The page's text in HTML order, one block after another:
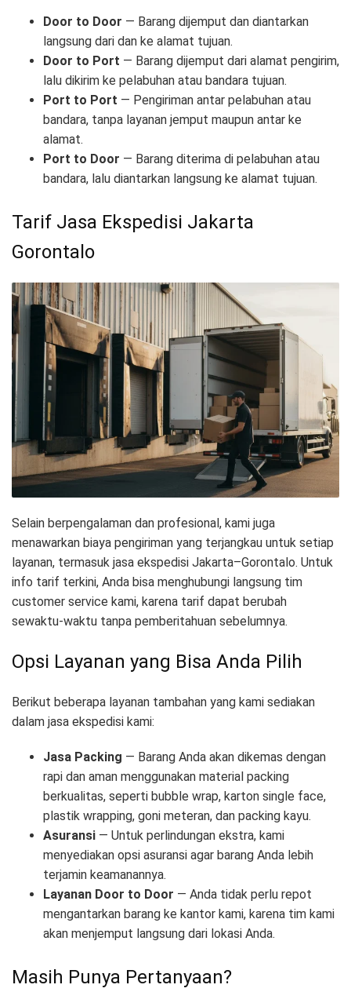
Door to Door — Barang dijemput dan diantarkan
langsung dari dan ke alamat tujuan.
Door to Port — Barang dijemput dari alamat pengirim,
lalu dikirim ke pelabuhan atau bandara tujuan.
Port to Port — Pengiriman antar pelabuhan atau
bandara, tanpa layanan jemput maupun antar ke
alamat.
Port to Door — Barang diterima di pelabuhan atau
bandara, lalu diantarkan langsung ke alamat tujuan.
Tarif Jasa Ekspedisi Jakarta
Gorontalo
Selain berpengalaman dan profesional, kami juga
menawarkan biaya pengiriman yang terjangkau untuk setiap
layanan, termasuk jasa ekspedisi Jakarta–Gorontalo. Untuk
info tarif terkini, Anda bisa menghubungi langsung tim
customer service kami, karena tarif dapat berubah
sewaktu-waktu tanpa pemberitahuan sebelumnya.
Opsi Layanan yang Bisa Anda Pilih
Berikut beberapa layanan tambahan yang kami sediakan
dalam jasa ekspedisi kami:
Jasa Packing — Barang Anda akan dikemas dengan
rapi dan aman menggunakan material packing
berkualitas, seperti bubble wrap, karton single face,
plastik wrapping, goni meteran, dan packing kayu.
Asuransi — Untuk perlindungan ekstra, kami
menyediakan opsi asuransi agar barang Anda lebih
terjamin keamanannya.
Layanan Door to Door — Anda tidak perlu repot
mengantarkan barang ke kantor kami, karena tim kami
akan menjemput langsung dari lokasi Anda.
Masih Punya Pertanyaan?